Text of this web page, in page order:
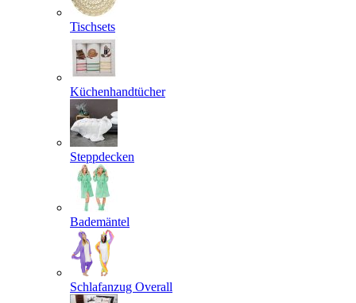
Tischsets
Küchenhandtücher
Steppdecken
Bademäntel
Schlafanzug Overall